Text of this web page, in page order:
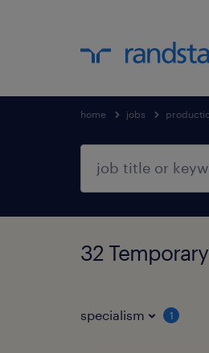
home jobs
32
specialism 1